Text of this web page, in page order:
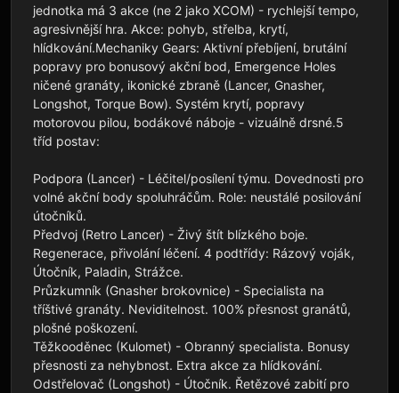
jednotka má 3 akce (ne 2 jako XCOM) - rychlejší tempo,
agresivnější hra. Akce: pohyb, střelba, krytí,
hlídkování.Mechaniky Gears: Aktivní přebíjení, brutální
popravy pro bonusový akční bod, Emergence Holes
ničené granáty, ikonické zbraně (Lancer, Gnasher,
Longshot, Torque Bow). Systém krytí, popravy
motorovou pilou, bodákové náboje - vizuálně drsné.5
tříd postav:
Podpora (Lancer) - Léčitel/posílení týmu. Dovednosti pro
volné akční body spoluhráčům. Role: neustálé posilování
útočníků.
Předvoj (Retro Lancer) - Živý štít blízkého boje.
Regenerace, přivolání léčení. 4 podtřídy: Rázový voják,
Útočník, Paladin, Strážce.
Průzkumník (Gnasher brokovnice) - Specialista na
tříštivé granáty. Neviditelnost. 100% přesnost granátů,
plošné poškození.
Těžkooděnec (Kulomet) - Obranný specialista. Bonusy
přesnosti za nehybnost. Extra akce za hlídkování.
Odstřelovač (Longshot) - Útočník. Řetězové zabití pro